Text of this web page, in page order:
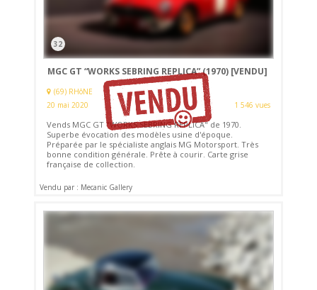
32
MGC GT “WORKS SEBRING REPLICA” (1970) [VENDU]
(69) RHôNE
20 mai 2020
1 546 vues
Vends MGC GT "WORKS SEBRING REPLICA" de 1970.
Superbe évocation des modèles usine d'époque.
Préparée par le spécialiste anglais MG Motorsport. Très
bonne condition générale. Prête à courir. Carte grise
française de collection.
Vendu par : Mecanic Gallery